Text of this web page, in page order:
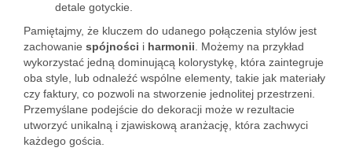
detale gotyckie.
Pamiętajmy, że kluczem do udanego połączenia stylów jest
zachowanie spójności i harmonii . Możemy na przykład
wykorzystać jedną dominującą kolorystykę, która zaintegruje
oba style, lub odnaleźć wspólne elementy, takie jak materiały
czy faktury, co pozwoli na stworzenie jednolitej przestrzeni.
Przemyślane podejście do dekoracji może w rezultacie
utworzyć unikalną i zjawiskową aranżację, która zachwyci
każdego gościa.